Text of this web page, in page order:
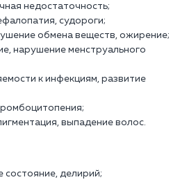
недостаточность;
судороги;
обмена веществ, ожирение;
нарушение менструального
к инфекциям, развитие
выпадение волос.
состояние, делирий;